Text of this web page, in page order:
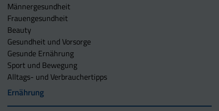
Männergesundheit
Frauengesundheit
Beauty
Gesundheit und Vorsorge
Gesunde Ernährung
Sport und Bewegung
Alltags- und Verbrauchertipps
Ernährung